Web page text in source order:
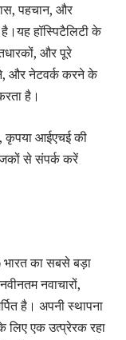
पहचान, और
हॉस्पिटैलिटी के
और पूरे
और नेटवर्क करने के
है।
कृपया आईएचई की
से संपर्क करें
भारत का सबसे बड़ा
नवाचारों,
है। अपनी स्थापना
लिए एक उत्प्रेरक रहा